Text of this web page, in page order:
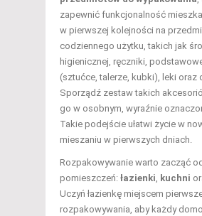
zapewnić funkcjonalność
w pierwszej kolejności na
codziennego użytku, takich jak
higienicznej, ręczniki,
(sztućce, talerze, kubki), leki oraz
Sporządź zestaw takich
go w osobnym, wyraźnie
Takie podejście ułatwi życie w
mieszaniu w pierwszych dniach.
Rozpakowywanie warto zacząć
pomieszczeń: łazienki, kuchni
Uczyń łazienkę miejscem
rozpakowywania, aby każdy